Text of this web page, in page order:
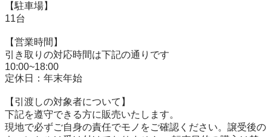
【駐⾞場】
11台
【営業時間】
引き取りの対応時間は下記の通りです
10:00~18:00
定休日：年末年始
【引渡しの対象者について】
下記を遵守できる⽅に販売いたします。
現地で必ずご⾃⾝の責任でモノをご確認ください。譲受後の